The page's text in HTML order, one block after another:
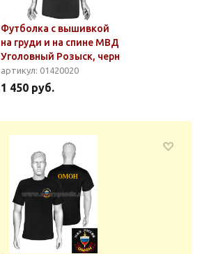
Футболка с вышивкой
на груди и на спине МВД
Уголовный Розыск, черн
артикул: 01420020
1 450 руб.